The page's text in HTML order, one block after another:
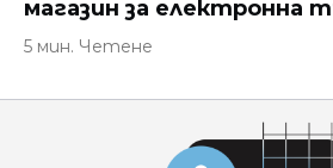
магазин за електронна
5 мин. Четене